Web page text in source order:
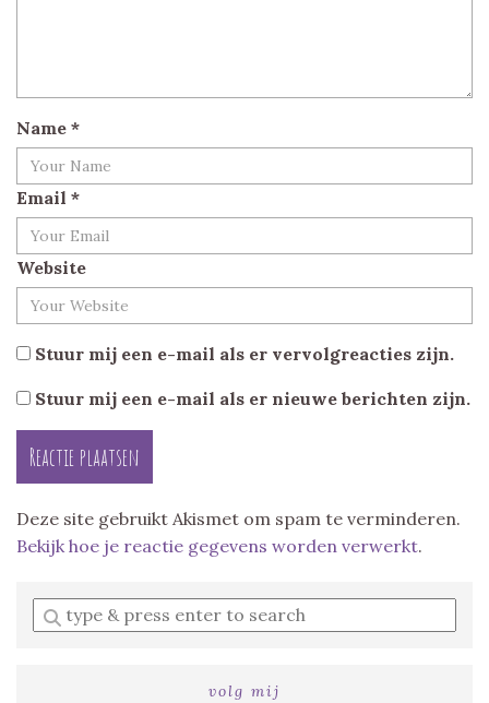
Name *
Email *
Website
Stuur mij een e-mail als er vervolgreacties zijn.
Stuur mij een e-mail als er nieuwe berichten zijn.
Deze site gebruikt Akismet om spam te verminderen.
Bekijk hoe je reactie gegevens worden verwerkt.
Enter
a
volg mij